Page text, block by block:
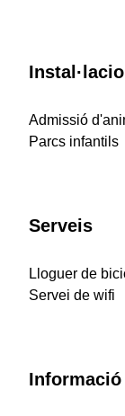
Admissió
Parcs infantils
Serveis
Lloguer de
Servei de wifi
Informació